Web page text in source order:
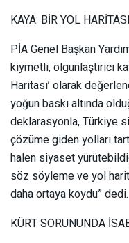
KAYA: BİR YOL
PİA Genel Başkan
kıymetli, olgunlaştırıcı
Haritası’ olarak
yoğun baskı altında
deklarasyonla, Türkiye
çözüme giden yolları
halen siyaset
söz söyleme ve yol
daha ortaya koydu” dedi.
KÜRT SORUNUNDA